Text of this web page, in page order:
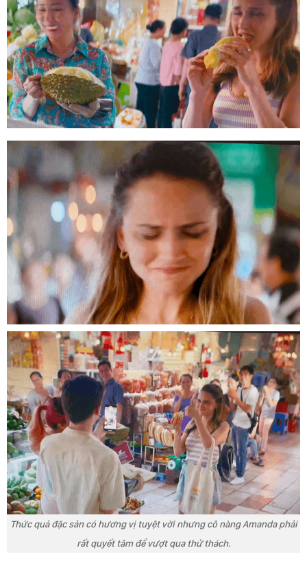
Thức quả đặc sản có hương vị tuyệt vời nhưng cô nàng Amanda phải
rất quyết tâm để vượt qua thử thách.